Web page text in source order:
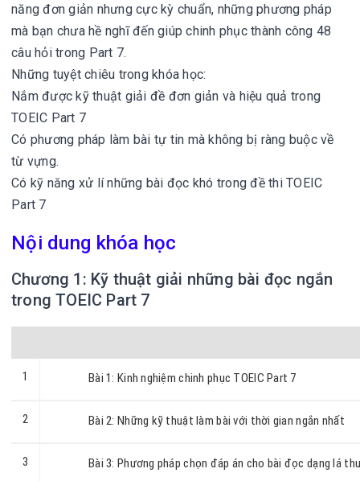
năng đơn giản nhưng cực kỳ chuẩn, những phương pháp
mà bạn chưa hề nghĩ đến giúp chinh phục thành công 48
câu hỏi trong Part 7.
Những tuyệt chiêu trong khóa học:
Nắm được kỹ thuật giải đề đơn giản và hiệu quả trong
TOEIC Part 7
Có phương pháp làm bài tự tin mà không bị ràng buộc về
từ vựng.
Có kỹ năng xử lí những bài đọc khó trong đề thi TOEIC
Part 7
Nội dung khóa học
Chương 1: Kỹ thuật giải những bài đọc ngắn
trong TOEIC Part 7
1 Bài 1: Kinh nghiệm chinh phục TOEIC Part 7
2 Bài 2: Những kỹ thuật làm bài với thời gian ngắn nhất
3 Bài 3: Phương pháp chọn đáp án cho bài đọc dạng lá